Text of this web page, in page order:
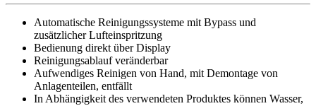
Automatische Reinigungssysteme mit Bypass und
zusätzlicher Lufteinspritzung
Bedienung direkt über Display
Reinigungsablauf veränderbar
Aufwendiges Reinigen von Hand, mit Demontage von
Anlagenteilen, entfällt
In Abhängigkeit des verwendeten Produktes können Wasser,